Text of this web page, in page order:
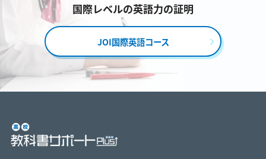
国際レベルの英語力の証明
JOI国際英語コース